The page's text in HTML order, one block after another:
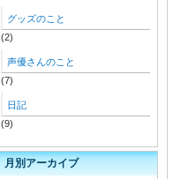
グッズのこと
(2)
声優さんのこと
(7)
日記
(9)
月別アーカイブ